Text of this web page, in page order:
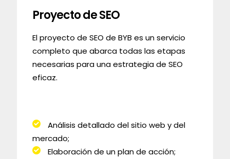
Proyecto de SEO
El proyecto de SEO de BYB es un servicio
completo que abarca todas las etapas
necesarias para una estrategia de SEO
eficaz.
Análisis detallado del sitio web y del
mercado;
Elaboración de un plan de acción;